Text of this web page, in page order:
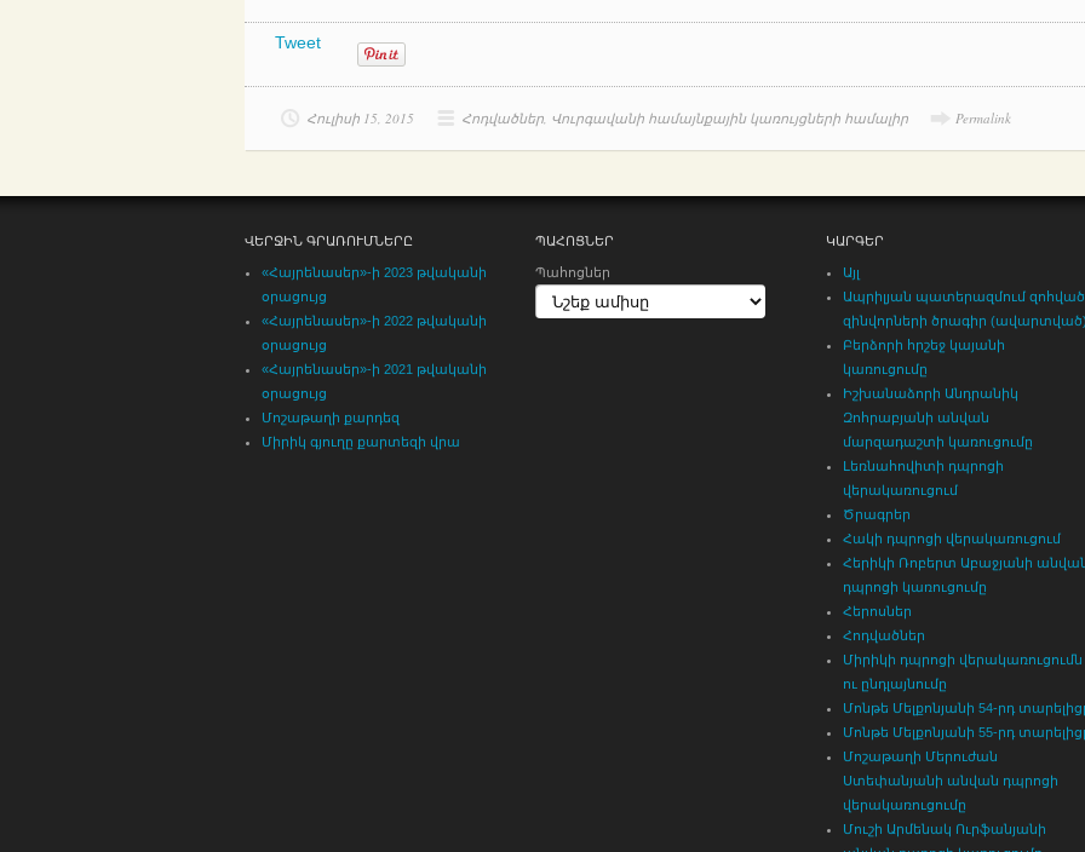
Tweet
Հուլիսի 15, 2015 Հոդվածներ, Վուրգավանի համայնքային կառույցների համալիր Permalink
ՎԵՐՋԻՆ ԳՐԱՌՈՒՄՆԵՐԸ
«Հայրենասեր»-ի 2023 թվականի
օրացույց
«Հայրենասեր»-ի 2022 թվականի
օրացույց
«Հայրենասեր»-ի 2021 թվականի
օրացույց
Մոշաթաղի քարդեզ
Միրիկ գյուղը քարտեզի վրա
ՊԱՀՈՑՆԵՐ
Պահոցներ
ԿԱՐԳԵՐ
Այլ
Ապրիլյան պատերազմում զոհված
զինվորների ծրագիր (ավարտված)
Բերձորի հրշեջ կայանի
կառուցումը
Իշխանաձորի Անդրանիկ
Զոհրաբյանի անվան
մարզադաշտի կառուցումը
Լեռնահովիտի դպրոցի
վերակառուցում
Ծրագրեր
Հակի դպրոցի վերակառուցում
Հերիկի Ռոբերտ Աբաջյանի
դպրոցի կառուցումը
Հերոսներ
Հոդվածներ
Միրիկի դպրոցի վերակառուցումն
ու ընդլայնումը
Մոնթե Մելքոնյանի 54-րդ
Մոնթե Մելքոնյանի 55-րդ
Մոշաթաղի Մերուժան
Ստեփանյանի անվան դպրոցի
վերակառուցումը
Մուշի Արմենակ Ուրֆանյանի